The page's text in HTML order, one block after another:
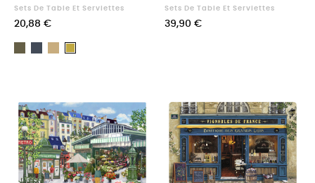
Sets De Table Et Serviettes
Prix
20,88 €
Sets De Table Et Serviettes
Prix
39,90 €